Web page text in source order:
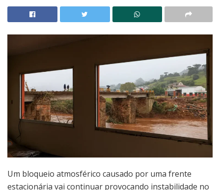
Um bloqueio atmosférico causado por uma frente
estacionária vai continuar provocando instabilidade no